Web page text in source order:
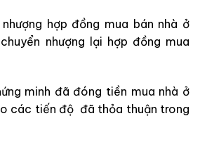
hợp đồng mua bán nhà ở
nhượng lại hợp đồng mua
minh đã đóng tiền mua nhà ở
các tiến độ đã thỏa thuận trong